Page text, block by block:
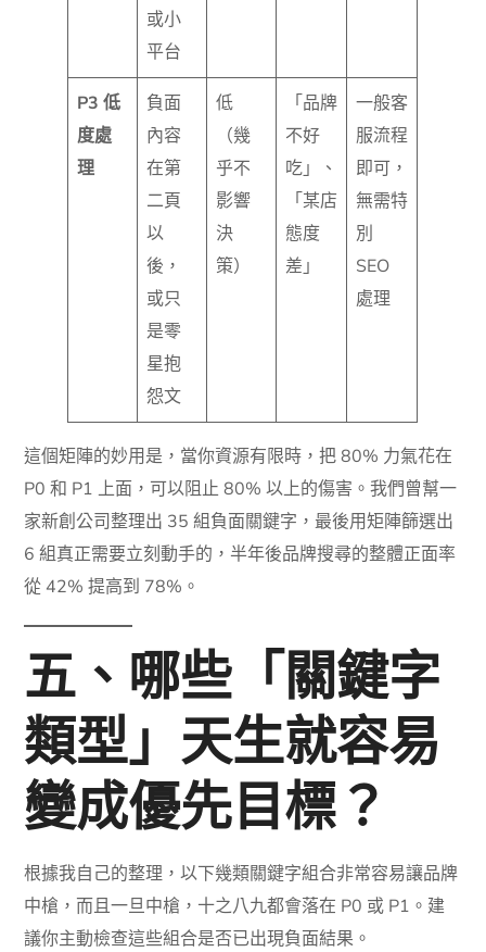
或小
平台
P3 低
度處
理
負面
內容
在第
二頁
以
後，
或只
是零
星抱
怨文
低
（幾
乎不
影響
決
策）
「品牌
不好
吃」、
「某店
態度
差」
一般客
服流程
即可，
無需特
別
SEO
處理
這個矩陣的妙用是，當你資源有限時，把 80% 力氣花在
P0 和 P1 上面，可以阻止 80% 以上的傷害。我們曾幫一
家新創公司整理出 35 組負面關鍵字，最後用矩陣篩選出
6 組真正需要立刻動手的，半年後品牌搜尋的整體正面率
從 42% 提高到 78%。
五、哪些「關鍵字
類型」天生就容易
變成優先目標？
根據我自己的整理，以下幾類關鍵字組合非常容易讓品牌
中槍，而且一旦中槍，十之八九都會落在 P0 或 P1。建
議你主動檢查這些組合是否已出現負面結果。